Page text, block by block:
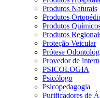
Produtos Naturais
Produtos
Produtos
Produtos
Proteção Veicular
Prótese
Provedor de
PSICOLOGIA
Psicólogo
Psicopedagogia
Purificadores de